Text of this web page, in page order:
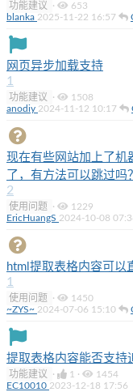
功能建议 ·
653
blanka 2025-11-22 16:57
网页异步加载支持
1
功能建议 ·
1508
anodiy 2024-11-12 10:17
现在有些网站加上了机
了，有方法可以跳过吗？
2
使用问题 ·
1229
EricHuangS 2024-10-08
html提取表格内容可以
1
使用问题 ·
1450
~ZYS~ 2024-07-06 15:10
提取表格内容能否支持
功能建议 · 1 ·
1454
EC10010 2023-12-18 17:56